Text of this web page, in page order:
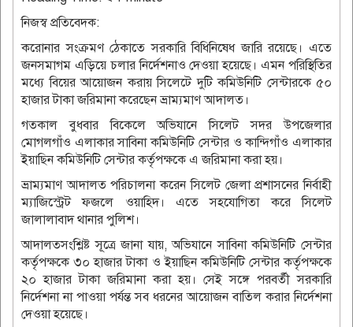
নিজস্ব প্রতিবেদক:
করোনার সংক্রমণ ঠেকাতে সরকারি বিধিনিষেধ জারি রয়েছে। এতে
জনসমাগম এড়িয়ে চলার নির্দেশনাও দেওয়া হয়েছে। এমন পরিস্থিতির
মধ্যে বিয়ের আয়োজন করায় সিলেটে দুটি কমিউনিটি সেন্টারকে ৫০
হাজার টাকা জরিমানা করেছেন ভ্রাম্যমাণ আদালত।
গতকাল বুধবার বিকেলে অভিযানে সিলেট সদর উপজেলার
মোগলগাঁও এলাকার সাবিনা কমিউনিটি সেন্টার ও কান্দিগাঁও এলাকার
ইয়াছিন কমিউনিটি সেন্টার কর্তৃপক্ষকে এ জরিমানা করা হয়।
ভ্রাম্যমাণ আদালত পরিচালনা করেন সিলেট জেলা প্রশাসনের নির্বাহী
ম্যাজিস্ট্রেট ফজলে ওয়াহিদ। এতে সহযোগিতা করে সিলেট
জালালাবাদ থানার পুলিশ।
আদালতসংশ্লিষ্ট সূত্রে জানা যায়, অভিযানে সাবিনা কমিউনিটি সেন্টার
কর্তৃপক্ষকে ৩০ হাজার টাকা ও ইয়াছিন কমিউনিটি সেন্টার কর্তৃপক্ষকে
২০ হাজার টাকা জরিমানা করা হয়। সেই সঙ্গে পরবর্তী সরকারি
নির্দেশনা না পাওয়া পর্যন্ত সব ধরনের আয়োজন বাতিল করার নির্দেশনা
দেওয়া হয়েছে।